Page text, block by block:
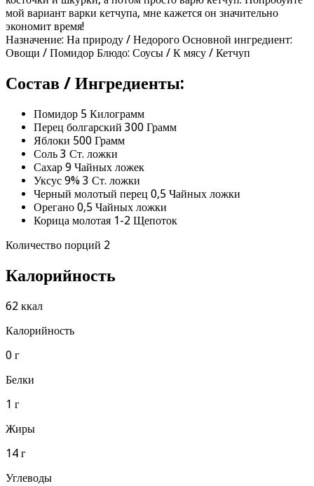
мой вариант варки кетчупа, мне кажется он значительно
экономит время!
Назначение: На природу / Недорого Основной ингредиент:
Овощи / Помидор Блюдо: Соусы / К мясу / Кетчуп
Состав / Ингредиенты:
Помидор 5 Килограмм
Перец болгарский 300 Грамм
Яблоки 500 Грамм
Соль 3 Ст. ложки
Сахар 9 Чайных ложек
Уксус 9% 3 Ст. ложки
Черный молотый перец 0,5 Чайных ложки
Орегано 0,5 Чайных ложки
Корица молотая 1-2 Щепоток
Количество порций 2
Калорийность
62 ккал
Калорийность
0 г
Белки
1 г
Жиры
14 г
Углеводы